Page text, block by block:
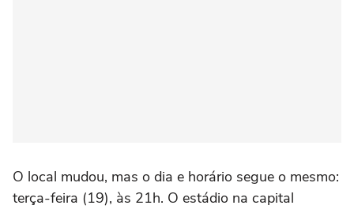
O local mudou, mas o dia e horário segue o mesmo:
terça-feira (19), às 21h. O estádio na capital